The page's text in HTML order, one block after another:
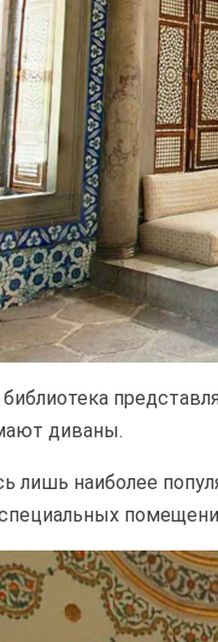
диваны.
лишь наиболее